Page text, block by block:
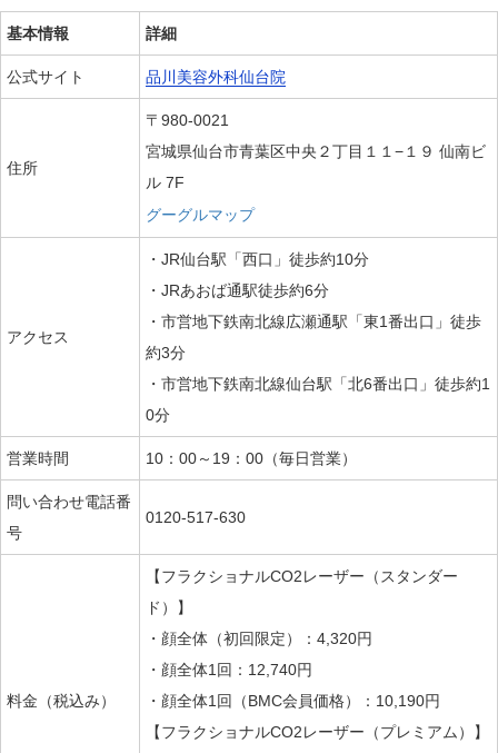
基本情報 詳細
公式サイト 品川美容外科仙台院
住所
〒980-0021
宮城県仙台市青葉区中央２丁目１１−１９ 仙南ビ
ル 7F
グーグルマップ
アクセス
・JR仙台駅「西口」徒歩約10分
・JRあおば通駅徒歩約6分
・市営地下鉄南北線広瀬通駅「東1番出口」徒歩
約3分
・市営地下鉄南北線仙台駅「北6番出口」徒歩約1
0分
営業時間 10：00～19：00（毎日営業）
問い合わせ電話番
号
0120-517-630
料金（税込み）
【フラクショナルCO2レーザー（スタンダー
ド）】
・顔全体（初回限定）：4,320円
・顔全体1回：12,740円
・顔全体1回（BMC会員価格）：10,190円
【フラクショナルCO2レーザー（プレミアム）】